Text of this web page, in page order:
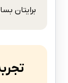
برایتان